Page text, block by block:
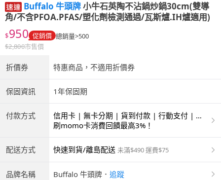
Buffalo 牛頭牌小牛石英陶不沾鍋炒鍋30cm(雙導
角/不含PFOA.PFAS/塑化劑檢測通過/瓦斯爐.IH爐適用)
$950 促銷價 總銷量>500
$2,800市售價
折價券 特惠商品，不適用折價券
保固資訊 1年保固期
付款方式
信用卡 | 無卡分期 | 貨到付款 | 行動支付 | 超
商付款 | ATM | 銀聯卡
刷momo卡消費回饋最高3%！
配送方式 快速到貨/離島配送 未滿$490 運費$75
品牌名稱 Buffalo 牛頭牌 ． 追蹤